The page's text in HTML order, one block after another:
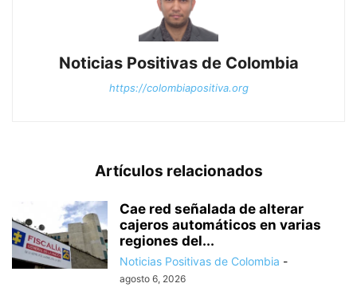
Noticias Positivas de Colombia
https://colombiapositiva.org
Artículos relacionados
Cae red señalada de alterar
cajeros automáticos en varias
regiones del...
Noticias Positivas de Colombia -
agosto 6, 2026